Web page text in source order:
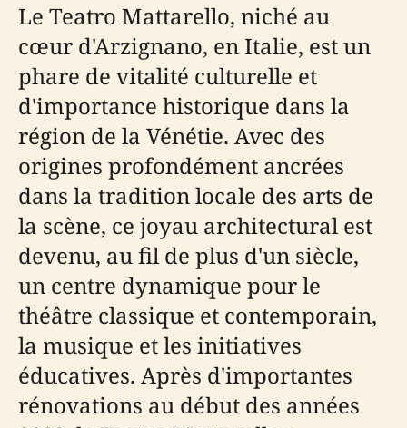
Le Teatro Mattarello, niché au
cœur d'Arzignano, en Italie, est un
phare de vitalité culturelle et
d'importance historique dans la
région de la Vénétie. Avec des
origines profondément ancrées
dans la tradition locale des arts de
la scène, ce joyau architectural est
devenu, au fil de plus d'un siècle,
un centre dynamique pour le
théâtre classique et contemporain,
la musique et les initiatives
éducatives. Après d'importantes
rénovations au début des années